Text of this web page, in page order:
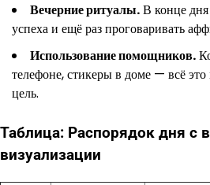
Вечерние ритуалы.В конце
успеха и ещё раз проговаривать
Использование помощников.
телефоне, стикеры в доме — всё
цель.
Таблица: Распорядок дня с
визуализации